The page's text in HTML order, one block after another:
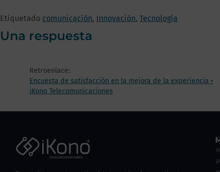
Etiquetado comunicación, Innovación, Tecnología
Una respuesta
Retroenlace:
Encuesta de satisfacción en la mejora de la experiencia •
iKono Telecomunicaciones